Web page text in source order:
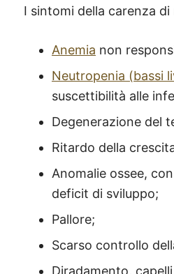
I sintomi della carenza
Anemia non
Neutropenia (bassi
suscettibilità alle
Degenerazione del
Ritardo della
Anomalie ossee,
deficit di sviluppo;
Pallore;
Scarso controllo
Diradamento,